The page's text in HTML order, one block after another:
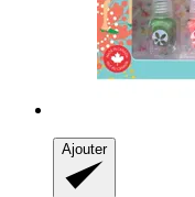
Ajouter